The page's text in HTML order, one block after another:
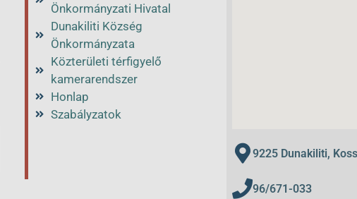
Önkormányzati Hivatal
Dunakiliti Község
Önkormányzata
Közterületi térfigyelő
kamerarendszer
Honlap
Szabályzatok
9225 Dunakiliti,
96/671-033